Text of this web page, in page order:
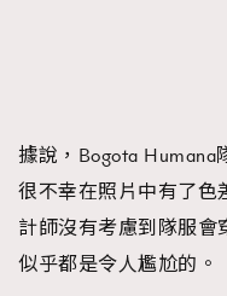
據說，Bogota
很不幸在照片中有了色
計師沒有考慮到隊服會
似乎都是令人尷尬的。